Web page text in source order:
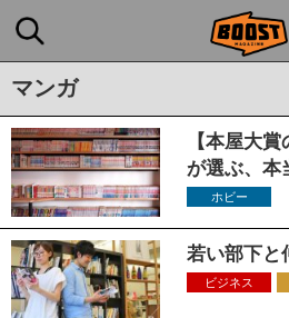
マンガ
【本屋大
が選ぶ、本
ホビー
若い部下と
ビジネス